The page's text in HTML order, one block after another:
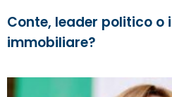
Conte, leader politico o
immobiliare?